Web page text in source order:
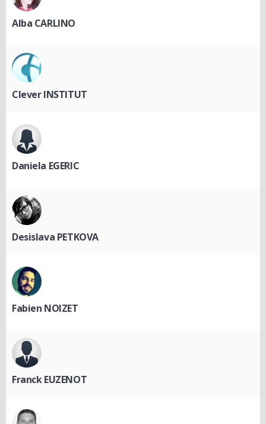
Alba CARLINO
Clever INSTITUT
Daniela EGERIC
Desislava PETKOVA
Fabien NOIZET
Franck EUZENOT